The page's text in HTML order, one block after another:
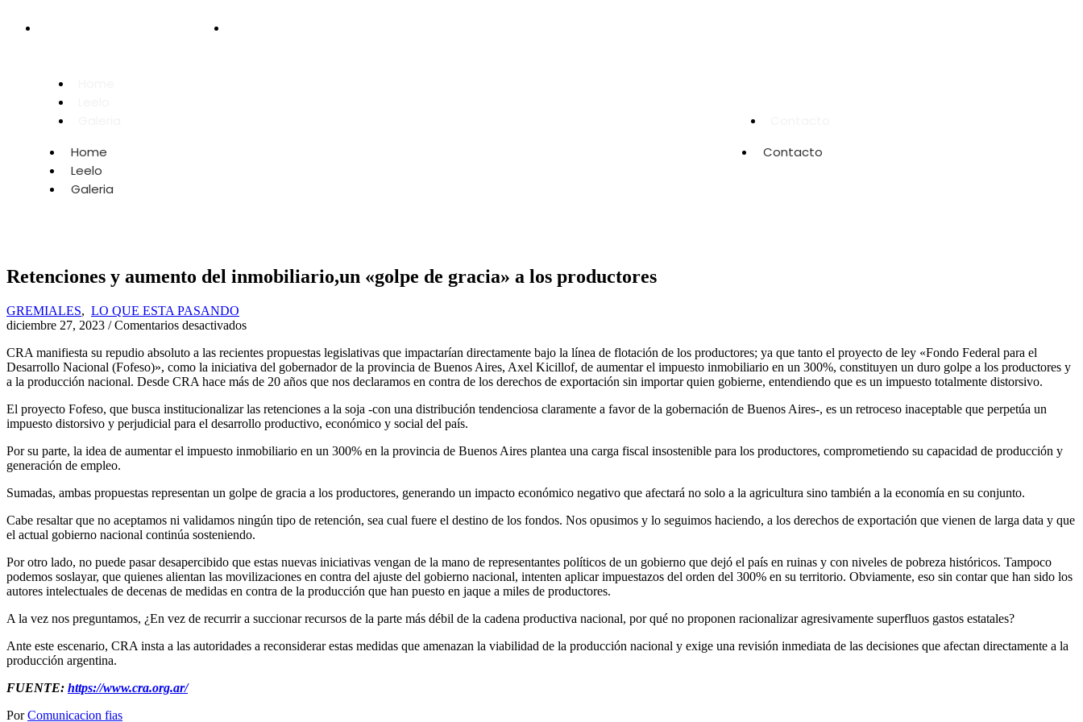
Home
Leelo
Galeria
Contacto
Retenciones y aumento del inmobiliario,un «golpe de gracia» a los productores
GREMIALES, LO QUE ESTA PASANDO
diciembre 27, 2023 / Comentarios desactivados
CRA manifiesta su repudio absoluto a las recientes propuestas legislativas que impactarían directamente bajo la línea de flotación de los productores; ya que tanto el proyecto de ley «Fondo Federal para el
Desarrollo Nacional (Fofeso)», como la iniciativa del gobernador de la provincia de Buenos Aires, Axel Kicillof, de aumentar el impuesto inmobiliario en un 300%, constituyen un duro golpe a los productores y
a la producción nacional. Desde CRA hace más de 20 años que nos declaramos en contra de los derechos de exportación sin importar quien gobierne, entendiendo que es un impuesto totalmente distorsivo.
El proyecto Fofeso, que busca institucionalizar las retenciones a la soja -con una distribución tendenciosa claramente a favor de la gobernación de Buenos Aires-, es un retroceso inaceptable que perpetúa un
impuesto distorsivo y perjudicial para el desarrollo productivo, económico y social del país.
Por su parte, la idea de aumentar el impuesto inmobiliario en un 300% en la provincia de Buenos Aires plantea una carga fiscal insostenible para los productores, comprometiendo su capacidad de producción y
generación de empleo.
Sumadas, ambas propuestas representan un golpe de gracia a los productores, generando un impacto económico negativo que afectará no solo a la agricultura sino también a la economía en su conjunto.
Cabe resaltar que no aceptamos ni validamos ningún tipo de retención, sea cual fuere el destino de los fondos. Nos opusimos y lo seguimos haciendo, a los derechos de exportación que vienen de larga data y que
el actual gobierno nacional continúa sosteniendo.
Por otro lado, no puede pasar desapercibido que estas nuevas iniciativas vengan de la mano de representantes políticos de un gobierno que dejó el país en ruinas y con niveles de pobreza históricos. Tampoco
podemos soslayar, que quienes alientan las movilizaciones en contra del ajuste del gobierno nacional, intenten aplicar impuestazos del orden del 300% en su territorio. Obviamente, eso sin contar que han sido los
autores intelectuales de decenas de medidas en contra de la producción que han puesto en jaque a miles de productores.
A la vez nos preguntamos, ¿En vez de recurrir a succionar recursos de la parte más débil de la cadena productiva nacional, por qué no proponen racionalizar agresivamente superfluos gastos estatales?
Ante este escenario, CRA insta a las autoridades a reconsiderar estas medidas que amenazan la viabilidad de la producción nacional y exige una revisión inmediata de las decisiones que afectan directamente a la
producción argentina.
FUENTE: https://www.cra.org.ar/
PorComunicacion fias